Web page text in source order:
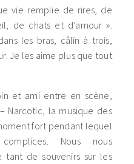
vie remplie de rires, de
de chats et d’amour ».
les bras, câlin à trois,
Je les aime plus que tout
et ami entre en scène,
– Narcotic, la musique des
fort pendant lequel
Nous nous
tant de souvenirs sur les